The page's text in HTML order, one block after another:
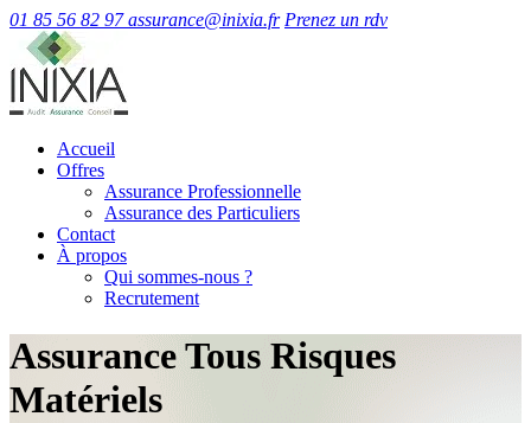
01 85 56 82 97 assurance@inixia.fr Prenez un rdv
Accueil
Offres
Assurance Professionnelle
Assurance des Particuliers
Contact
À propos
Qui sommes-nous ?
Recrutement
Assurance Tous Risques
Matériels